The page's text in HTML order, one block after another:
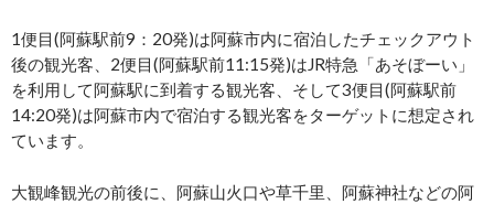
1便目(阿蘇駅前9：20発)は阿蘇市内に宿泊したチェックアウト
後の観光客、2便目(阿蘇駅前11:15発)はJR特急「あそぼーい」
を利用して阿蘇駅に到着する観光客、そして3便目(阿蘇駅前
14:20発)は阿蘇市内で宿泊する観光客をターゲットに想定され
ています。
大観峰観光の前後に、阿蘇山火口や草千里、阿蘇神社などの阿